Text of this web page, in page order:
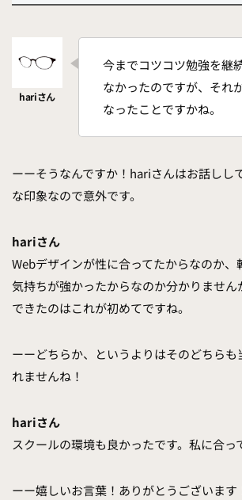
今までコツコツ勉強を継
なかったのですが、それ
なったことですかね。
ーーそうなんですか！hariさんはお話しし
な印象なので意外です。
hariさん
Webデザインが性に合ってたからなのか、
気持ちが強かったからなのか分かりませ
できたのはこれが初めてですね。
ーーどちらか、というよりはそのどちらも
れませんね！
hariさん
スクールの環境も良かったです。私に合っ
ーー嬉しいお言葉！ありがとうございます